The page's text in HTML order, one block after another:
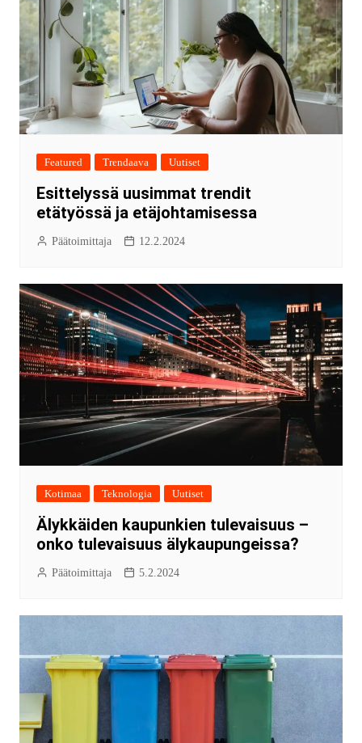
Featured Trendaava Uutiset
Esittelyssä uusimmat trendit
etätyössä ja etäjohtamisessa
Päätoimittaja 12.2.2024
Kotimaa Teknologia Uutiset
Älykkäiden kaupunkien tulevaisuus –
onko tulevaisuus älykaupungeissa?
Päätoimittaja 5.2.2024